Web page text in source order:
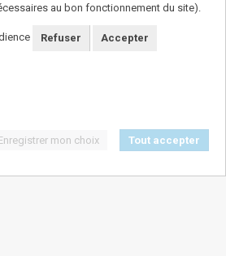
au bon fonctionnement du site).
Refuser Accepter
mon choix Tout accepter